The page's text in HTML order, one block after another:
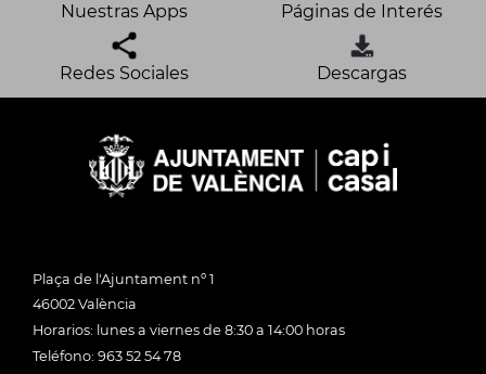
Nuestras Apps Páginas de Interés
Redes Sociales Descargas
Plaça de l'Ajuntament nº 1
46002 València
Horarios: lunes a viernes de 8:30 a 14:00 horas
Teléfono: 963 52 54 78